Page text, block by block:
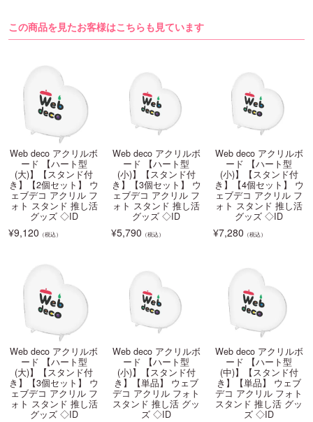
この商品を見たお客様はこちらも見ています
Web deco アクリルボ
ード 【ハート型
(大)】【スタンド付
き】【2個セット】 ウ
ェブデコ アクリル フ
ォト スタンド 推し活
グッズ ◇ID
¥9,120 （税込）
Web deco アクリルボ
ード 【ハート型
(小)】【スタンド付
き】【3個セット】 ウ
ェブデコ アクリル フ
ォト スタンド 推し活
グッズ ◇ID
¥5,790 （税込）
Web deco アクリルボ
ード 【ハート型
(小)】【スタンド付
き】【4個セット】 ウ
ェブデコ アクリル フ
ォト スタンド 推し活
グッズ ◇ID
¥7,280 （税込）
Web deco アクリルボ
ード 【ハート型
(大)】【スタンド付
き】【3個セット】 ウ
ェブデコ アクリル フ
ォト スタンド 推し活
グッズ ◇ID
Web deco アクリルボ
ード 【ハート型
(小)】【スタンド付
き】【単品】 ウェブ
デコ アクリル フォト
スタンド 推し活 グッ
ズ ◇ID
Web deco アクリルボ
ード 【ハート型
(中)】【スタンド付
き】【単品】 ウェブ
デコ アクリル フォト
スタンド 推し活 グッ
ズ ◇ID